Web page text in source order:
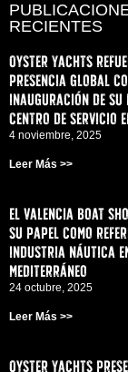
RECIENTES
Oyster Yachts
presencia global
inauguración de su
centro de servicio
4 noviembre, 2025
Leer Más >>
El Valencia Boat
su papel como
industria náutica
Mediterráneo
24 octubre, 2025
Leer Más >>
Oyster Yachts